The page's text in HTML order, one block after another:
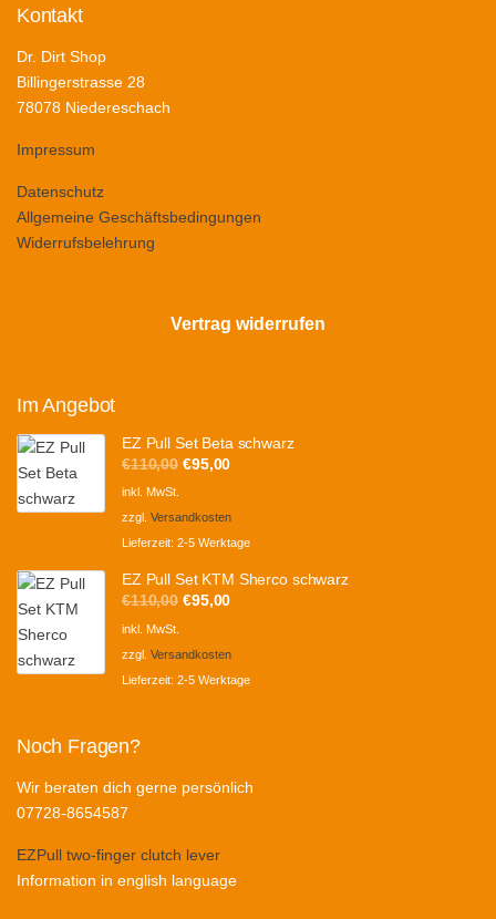
Kontakt
Dr. Dirt Shop
Billingerstrasse 28
78078 Niedereschach
Impressum
Datenschutz
Allgemeine Geschäftsbedingungen
Widerrufsbelehrung
Vertrag widerrufen
Im Angebot
EZ Pull Set Beta schwarz
€110,00 Ursprünglicher
war:
€110,00
€95,00Aktueller
ist:
€95,00.
inkl. MwSt.
zzgl. Versandkosten
Lieferzeit: 2-5 Werktage
EZ Pull Set KTM Sherco schwarz
€110,00 Ursprünglicher
war:
€110,00
€95,00Aktueller
ist:
€95,00.
inkl. MwSt.
zzgl. Versandkosten
Lieferzeit: 2-5 Werktage
Noch Fragen?
Wir beraten dich gerne persönlich
07728-8654587
EZPull two-finger clutch lever
Information in english language